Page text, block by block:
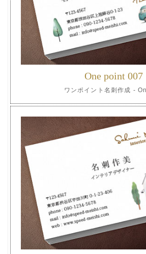
One point 007
ワンポイント名刺作成 -